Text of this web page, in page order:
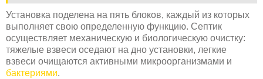
Установка поделена на пять блоков, каждый из которых
выполняет свою определенную функцию. Септик
осуществляет механическую и биологическую очистку:
тяжелые взвеси оседают на дно установки, легкие
взвеси очищаются активными микроорганизмами и
бактериями.